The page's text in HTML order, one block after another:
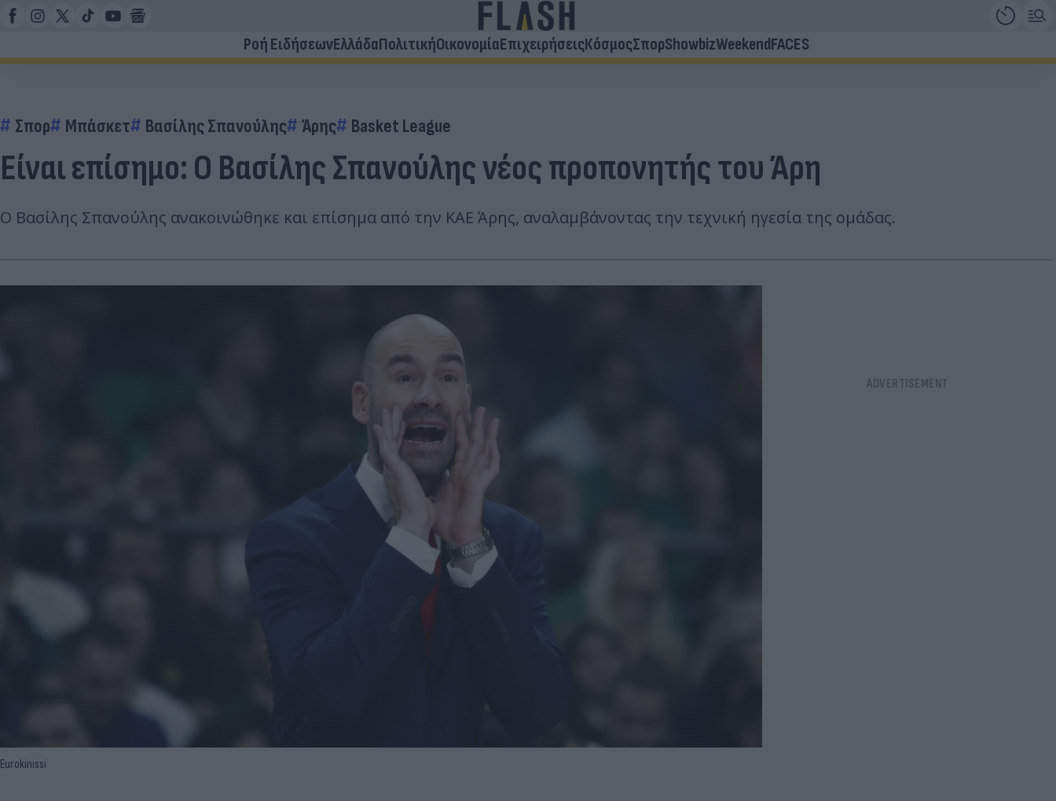
Ροή ΕιδήσεωνΕλλάδαΠολιτικήΟικονομίαΕπιχειρήσειςΚόσμοςΣπορShowbizWeekendFACES
Σπορ Μπάσκετ Βασίλης Σπανούλης Άρης Basket League
Είναι επίσημο: Ο Βασίλης Σπανούλης νέος προπονητής του Άρη
Ο Βασίλης Σπανούλης ανακοινώθηκε και επίσημα από την ΚΑΕ Άρης, αναλαμβάνοντας την τεχνική ηγεσία της ομάδας.
Eurokinissi